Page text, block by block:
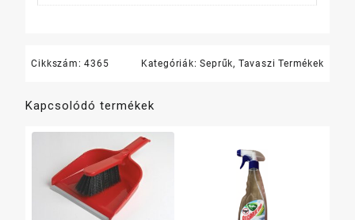
Cikkszám:4365 Kategóriák:Seprűk, Tavaszi Termékek
Kapcsolódó termékek